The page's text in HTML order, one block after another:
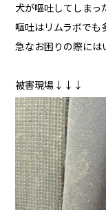
犬が嘔吐してしまっ
嘔吐はリムラボでも
急なお困りの際には
被害現場↓↓↓